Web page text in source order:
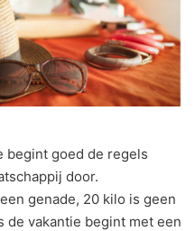
begint goed de regels
door.
genade, 20 kilo is geen
de vakantie begint met een